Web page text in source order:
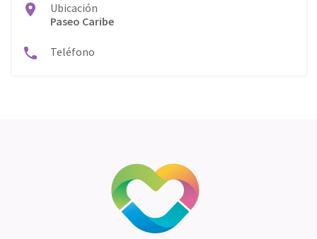
Ubicación
Paseo Caribe
Teléfono